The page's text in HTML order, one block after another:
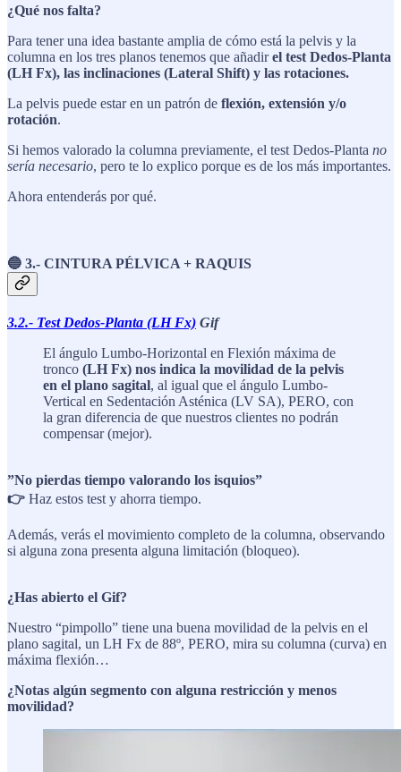
¿Qué nos falta?
Para tener una idea bastante amplia de cómo está la pelvis y la
columna en los tres planos tenemos que añadirel test Dedos-Planta
(LH Fx), las inclinaciones (Lateral Shift) y las rotaciones.
La pelvis puede estar en un patrón de flexión, extensión y/o
rotación.
Si hemos valorado la columna previamente, el test Dedos-Planta no
sería necesario, pero te lo explico porque es de los más importantes.
Ahora entenderás por qué.
🔵 3.- CINTURA PÉLVICA + RAQUIS
3.2.- Test Dedos-Planta (LH Fx) Gif
El ángulo Lumbo-Horizontal en Flexión máxima de
tronco (LH Fx) nos indica la movilidad de la pelvis
en el plano sagital, al igual que el ángulo Lumbo-
Vertical en Sedentación Asténica (LV SA), PERO, con
la gran diferencia de que nuestros clientes no podrán
compensar (mejor).
”No pierdas tiempo valorando los isquios”
👉 Haz estos test y ahorra tiempo.
Además, verás el movimiento completo de la columna, observando
si alguna zona presenta alguna limitación (bloqueo).
¿Has abierto el Gif?
Nuestro “pimpollo” tiene una buena movilidad de la pelvis en el
plano sagital, un LH Fx de 88º, PERO, mira su columna (curva) en
máxima flexión…
¿Notas algún segmento con alguna restricción y menos
movilidad?